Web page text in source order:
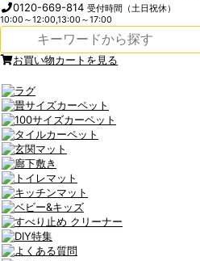
0120-669-814受付時間（土日祝休）
10:00～12:00,13:00～17:00
お買い物カートを見る